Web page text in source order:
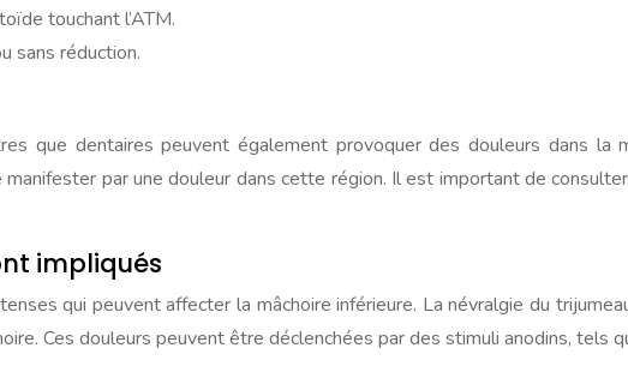
touchant l’ATM.
sans réduction.
que dentaires peuvent également provoquer des douleurs dans la
par une douleur dans cette région. Il est important de
impliqués
qui peuvent affecter la mâchoire inférieure. La névralgie du
Ces douleurs peuvent être déclenchées par des stimuli anodins, tels